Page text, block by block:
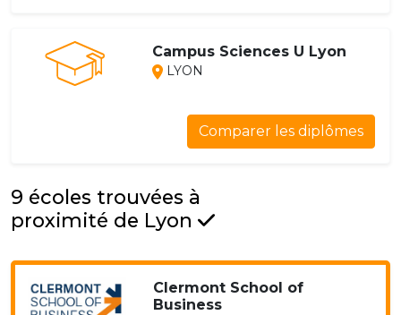
Campus Sciences U Lyon
LYON
Comparer les diplômes
9 écoles trouvées à
proximité de Lyon
Clermont School of
Business